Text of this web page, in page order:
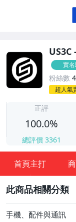
US3C
實
粉絲數
超人氣
正評
100.0%
總評價 3361
首頁主打
手機、配件與通訊